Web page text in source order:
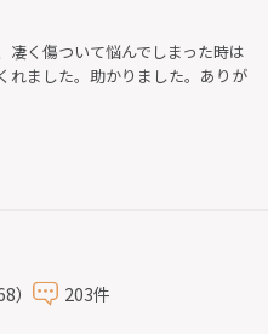
凄く傷ついて悩んでしまった時は
れました。助かりました。ありが
） 203件